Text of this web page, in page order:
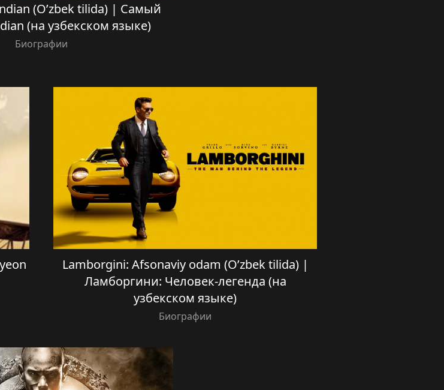
(O’zbek tilida) | Самый
(на узбекском языке)
Биографии
Lamborgini: Afsonaviy odam (O’zbek tilida) |
Ламборгини: Человек-легенда (на
узбекском языке)
Биографии